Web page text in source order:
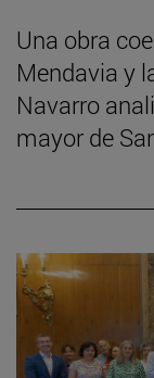
Una obra
Mendavia y
Navarro
mayor de